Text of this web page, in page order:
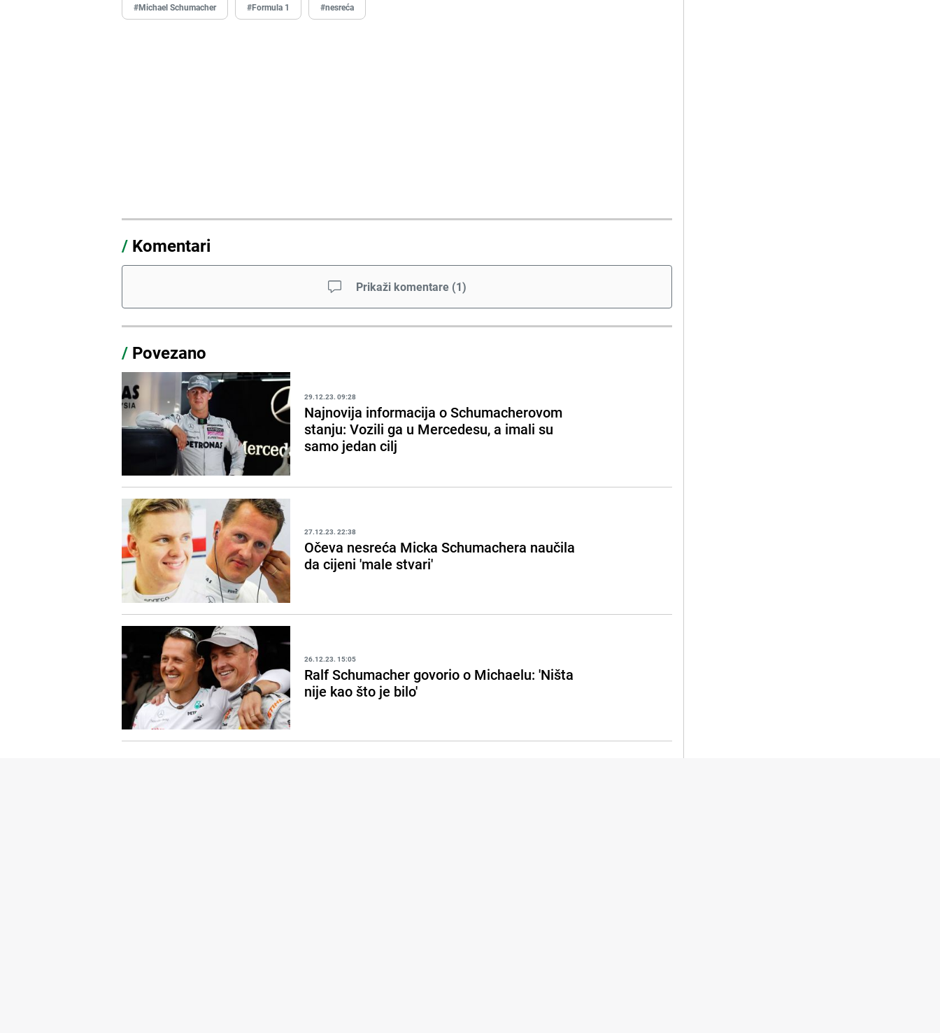
#Michael Schumacher #Formula 1 #nesreća
/ Komentari
Prikaži komentare (1)
/ Povezano
29.12.23. 09:28
Najnovija informacija o Schumacherovom
stanju: Vozili ga u Mercedesu, a imali su
samo jedan cilj
27.12.23. 22:38
Očeva nesreća Micka Schumachera naučila
da cijeni 'male stvari'
26.12.23. 15:05
Ralf Schumacher govorio o Michaelu: 'Ništa
nije kao što je bilo'